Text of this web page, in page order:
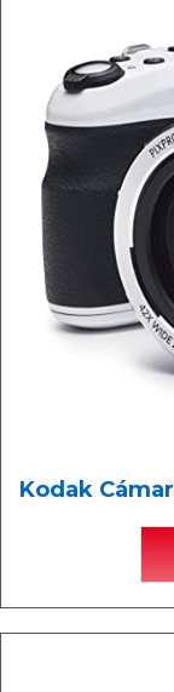
Kodak